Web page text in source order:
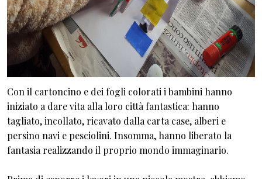
Con il cartoncino e dei fogli colorati i bambini hanno
iniziato a dare vita alla loro città fantastica: hanno
tagliato, incollato, ricavato dalla carta case, alberi e
persino navi e pesciolini. Insomma, hanno liberato la
fantasia realizzando il proprio mondo immaginario.